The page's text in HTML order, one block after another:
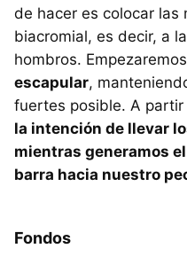
de hacer es colocar las
biacromial, es decir, a
hombros.
escapular,
fuertes posible. A
la intención de llevar
mientras generamos
barra hacia nuestro
Fondos